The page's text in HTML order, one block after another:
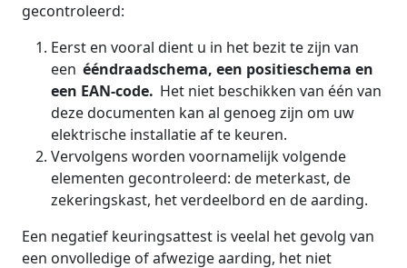
gecontroleerd:
Eerst en vooral dient u in het bezit te zijn van
een ééndraadschema, een positieschema en
een EAN-code. Het niet beschikken van één van
deze documenten kan al genoeg zijn om uw
elektrische installatie af te keuren.
Vervolgens worden voornamelijk volgende
elementen gecontroleerd: de meterkast, de
zekeringskast, het verdeelbord en de aarding.
Een negatief keuringsattest is veelal het gevolg van
een onvolledige of afwezige aarding, het niet